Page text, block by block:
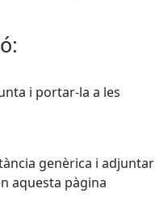
i portar-la a les
genèrica i adjuntar
aquesta pàgina